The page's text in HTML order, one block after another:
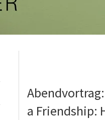
a Friendship: